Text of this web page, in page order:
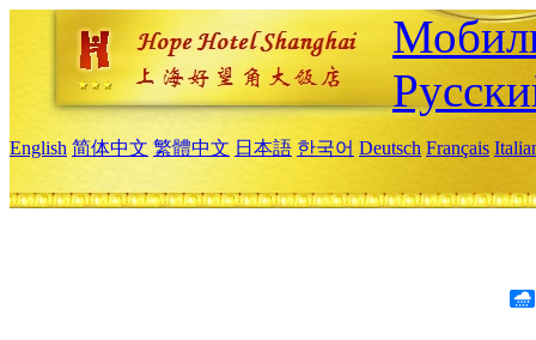
English 简体中文 繁體中文 日本語 한국어 Deutsch Français